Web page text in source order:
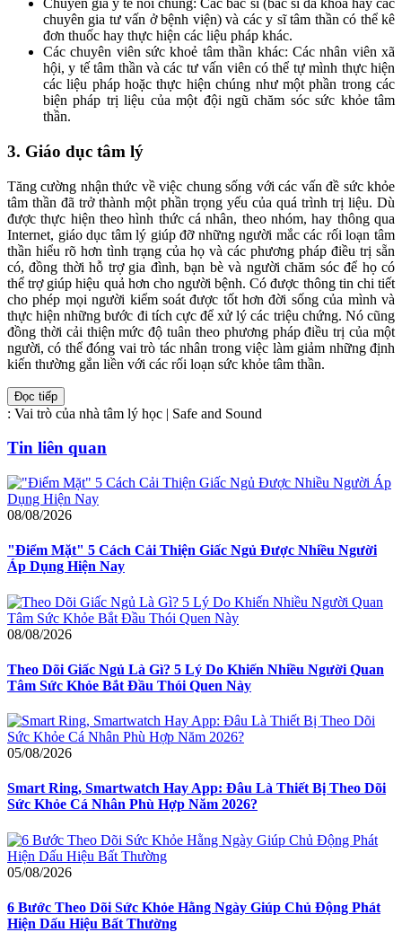
Chuyên gia y tế nói chung: Các bác sĩ (bác sĩ đa khoa hay các
chuyên gia tư vấn ở bệnh viện) và các y sĩ tâm thần có thể kê
đơn thuốc hay thực hiện các liệu pháp khác.
Các chuyên viên sức khoẻ tâm thần khác: Các nhân viên xã
hội, y tế tâm thần và các tư vấn viên có thể tự mình thực hiện
các liệu pháp hoặc thực hiện chúng như một phần trong các
biện pháp trị liệu của một đội ngũ chăm sóc sức khỏe tâm
thần.
3. Giáo dục tâm lý
Tăng cường nhận thức về việc chung sống với các vấn đề sức khỏe
tâm thần đã trở thành một phần trọng yếu của quá trình trị liệu. Dù
được thực hiện theo hình thức cá nhân, theo nhóm, hay thông qua
Internet, giáo dục tâm lý giúp đỡ những người mắc các rối loạn tâm
thần hiểu rõ hơn tình trạng của họ và các phương pháp điều trị sẵn
có, đồng thời hỗ trợ gia đình, bạn bè và người chăm sóc để họ có
thể trợ giúp hiệu quả hơn cho người bệnh. Có được thông tin chi tiết
cho phép mọi người kiểm soát được tốt hơn đời sống của mình và
thực hiện những bước đi tích cực để xử lý các triệu chứng. Nó cũng
đồng thời cải thiện mức độ tuân theo phương pháp điều trị của một
người, có thể đóng vai trò tác nhân trong việc làm giảm những định
kiến thường gắn liền với các rối loạn sức khỏe tâm thần.
Đọc tiếp
: Vai trò của nhà tâm lý học | Safe and Sound
Tin liên quan
08/08/2026
"Điểm Mặt" 5 Cách Cải Thiện Giấc Ngủ Được Nhiều Người
Áp Dụng Hiện Nay
08/08/2026
Theo Dõi Giấc Ngủ Là Gì? 5 Lý Do Khiến Nhiều Người Quan
Tâm Sức Khỏe Bắt Đầu Thói Quen Này
05/08/2026
Smart Ring, Smartwatch Hay App: Đâu Là Thiết Bị Theo Dõi
Sức Khỏe Cá Nhân Phù Hợp Năm 2026?
05/08/2026
6 Bước Theo Dõi Sức Khỏe Hằng Ngày Giúp Chủ Động Phát
Hiện Dấu Hiệu Bất Thường